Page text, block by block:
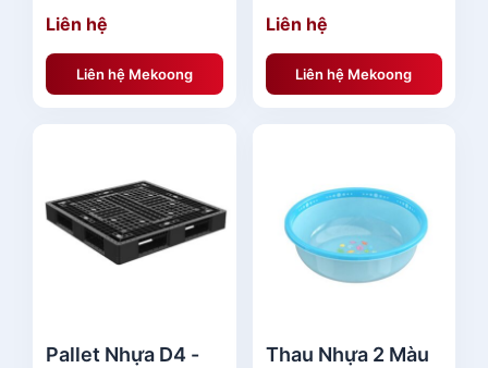
₫
.
,
0
0
Tân Giá Rẻ
Liên hệ
Liên hệ Mekoong
Giá Rẻ
Liên hệ
Liên hệ Mekoong
Pallet Nhựa D4 -
Thau Nhựa 2 Màu